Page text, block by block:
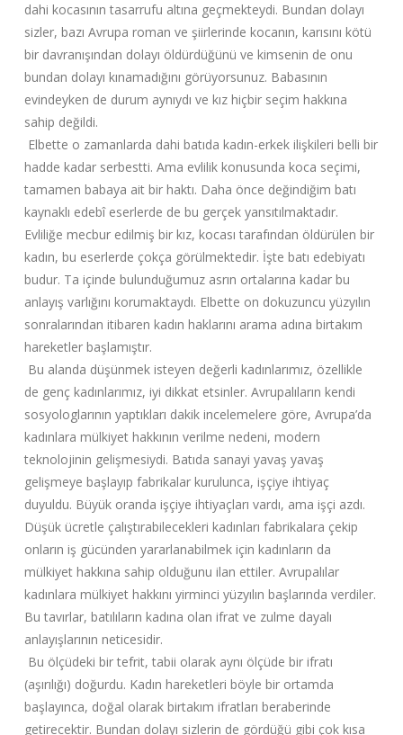
dahi kocasının tasarrufu altına geçmekteydi. Bundan dolayı
sizler, bazı Avrupa roman ve şiirlerinde kocanın, karısını kötü
bir davranışından dolayı öldürdüğünü ve kimsenin de onu
bundan dolayı kınamadığını görüyorsunuz. Babasının
evindeyken de durum aynıydı ve kız hiçbir seçim hakkına
sahip değildi.
Elbette o zamanlarda dahi batıda kadın-erkek ilişkileri belli bir
hadde kadar serbestti. Ama evlilik konusunda koca seçimi,
tamamen babaya ait bir haktı. Daha önce değindiğim batı
kaynaklı edebî eserlerde de bu gerçek yansıtılmaktadır.
Evliliğe mecbur edilmiş bir kız, kocası tarafından öldürülen bir
kadın, bu eserlerde çokça görülmektedir. İşte batı edebiyatı
budur. Ta içinde bulunduğumuz asrın ortalarına kadar bu
anlayış varlığını korumaktaydı. Elbette on dokuzuncu yüzyılın
sonralarından itibaren kadın haklarını arama adına birtakım
hareketler başlamıştır.
Bu alanda düşünmek isteyen değerli kadınlarımız, özellikle
de genç kadınlarımız, iyi dikkat etsinler. Avrupalıların kendi
sosyologlarının yaptıkları dakik incelemelere göre, Avrupa’da
kadınlara mülkiyet hakkının verilme nedeni, modern
teknolojinin gelişmesiydi. Batıda sanayi yavaş yavaş
gelişmeye başlayıp fabrikalar kurulunca, işçiye ihtiyaç
duyuldu. Büyük oranda işçiye ihtiyaçları vardı, ama işçi azdı.
Düşük ücretle çalıştırabilecekleri kadınları fabrikalara çekip
onların iş gücünden yararlanabilmek için kadınların da
mülkiyet hakkına sahip olduğunu ilan ettiler. Avrupalılar
kadınlara mülkiyet hakkını yirminci yüzyılın başlarında verdiler.
Bu tavırlar, batılıların kadına olan ifrat ve zulme dayalı
anlayışlarının neticesidir.
Bu ölçüdeki bir tefrit, tabii olarak aynı ölçüde bir ifratı
(aşırılığı) doğurdu. Kadın hareketleri böyle bir ortamda
başlayınca, doğal olarak birtakım ifratları beraberinde
getirecektir. Bundan dolayı sizlerin de gördüğü gibi çok kısa